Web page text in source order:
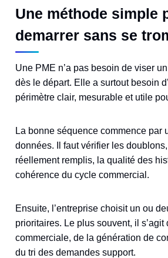
Une méthode simple
demarrer sans se
Une PME n’a pas besoin de viser
dès le départ. Elle a surtout besoin
périmètre clair, mesurable et utile
La bonne séquence commence par
données. Il faut vérifier les
réellement remplis, la qualité des
cohérence du cycle commercial.
Ensuite, l’entreprise choisit un ou
prioritaires. Le plus souvent, il
commerciale, de la génération de
du tri des demandes support.